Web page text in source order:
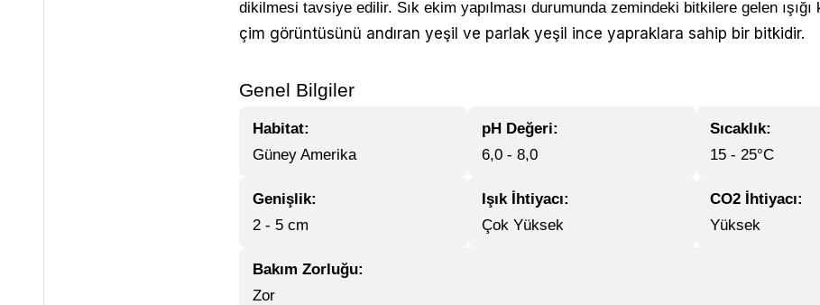
dikilmesi tavsiye edilir. Sık ekim yapılması durumunda zemindeki bitkilere gelen
çim görüntüsünü andıran yeşil ve parlak yeşil ince yapraklara sahip bir bitkidir.
Genel Bilgiler
Habitat:
Güney Amerika
pH Değeri:
6,0 - 8,0
Sıcaklık:
15 - 25°C
Genişlik:
2 - 5 cm
Işık İhtiyacı:
Çok Yüksek
CO2 İhtiyacı:
Yüksek
Bakım Zorluğu:
Zor